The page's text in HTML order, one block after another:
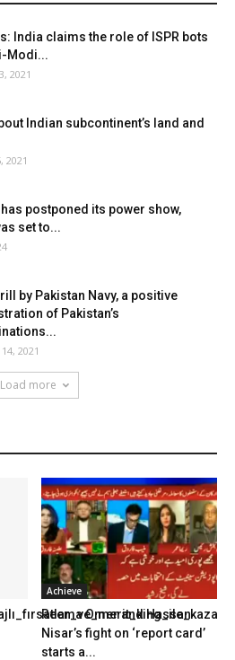
India claims the role of ISPR bots
Modi...
2021
Indian subcontinent’s land and
2021
has postponed its power show,
set to...
by Pakistan Navy, a positive
of Pakistan’s
2021
Load more
Achieve
Reema Omer and Hassan
Nisar’s fight on ‘report card’
starts a...